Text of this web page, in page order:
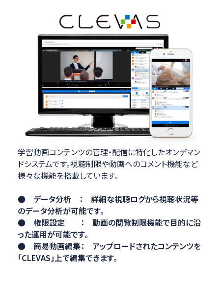
学習動画コンテンツの管理・配信に特化したオンデマン
ドシステムです。視聴制限や動画へのコメント機能など
様々な機能を搭載しています。
● データ分析 ： 詳細な視聴ログから視聴状況等
のデータ分析が可能です。
● 権限設定 ： 動画の閲覧制限機能で目的に沿
った運用が可能です。
● 簡易動画編集： アップロードされたコンテンツを
「CLEVAS」上で編集できます。